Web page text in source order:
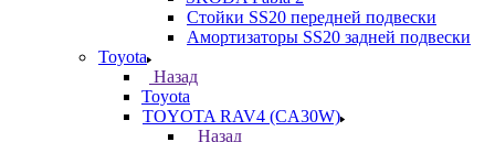
Стойки SS20 передней подвески
Амортизаторы SS20 задней подвески
Toyota
Назад
Toyota
TOYOTA RAV4 (CA30W)
Назад